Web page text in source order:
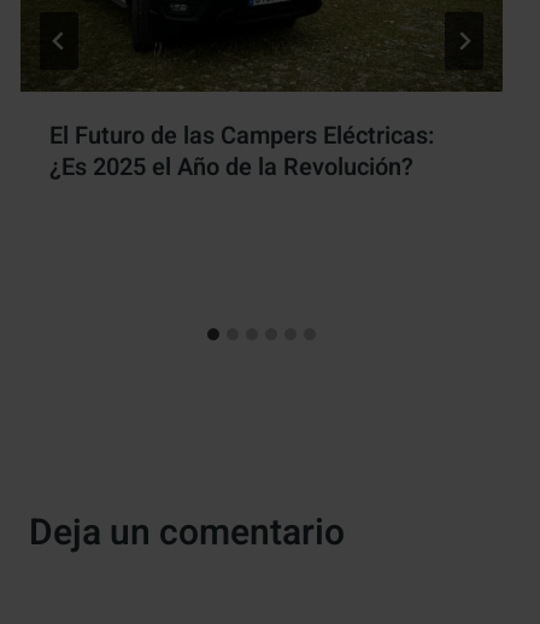
El Futuro de las Campers Eléctricas:
¿Es 2025 el Año de la Revolución?
Deja un comentario